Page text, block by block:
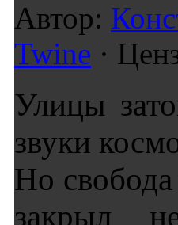
Автор:
Twine ·
Улицы
звуки
Но
закрыл